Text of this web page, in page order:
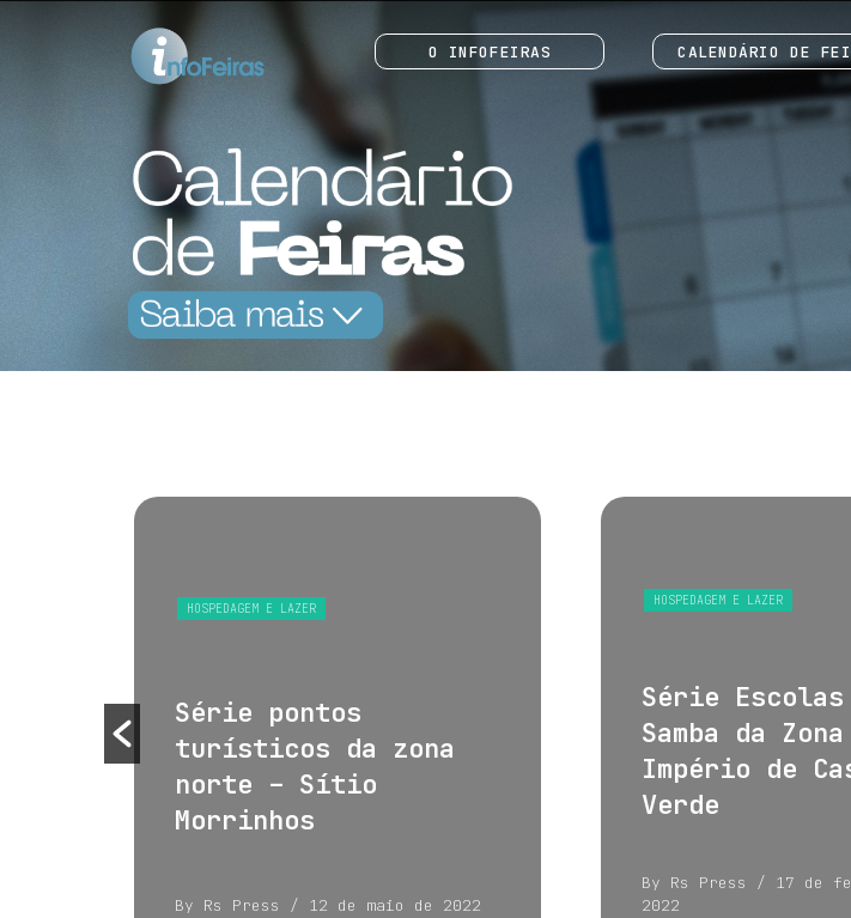
O INFOFEIRAS CALENDÁRIO DE
HOSPEDAGEM E LAZER
Série pontos
turísticos da zona
norte – Sítio
Morrinhos
By Rs Press / 12 de maio de 2022
HOSPEDAGEM E LAZER
Série Escolas
Samba da
Império de
Verde
By Rs Press
/ 17 de
2022